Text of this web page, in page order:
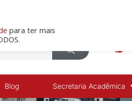
Blog Secretaria Acadêmica
para ter mais